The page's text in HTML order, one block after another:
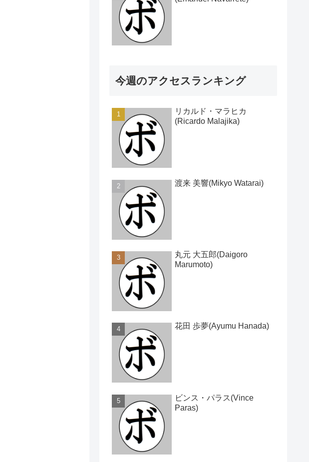
今週のアクセスランキング
リカルド・マラヒカ
(Ricardo Malajika)
渡来 美響(Mikyo Watarai)
丸元 大五郎(Daigoro
Marumoto)
花田 歩夢(Ayumu Hanada)
ビンス・パラス(Vince
Paras)